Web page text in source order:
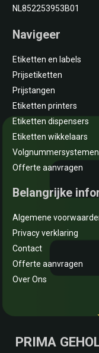
NL852253953B01
Navigeer
Etiketten en labels
Prijsetiketten
Prijstangen
Etiketten printers
Etiketten dispensers
Etiketten wikkelaars
Volgnummersystemen
Offerte aanvragen
Belangrijke
Algemene
Privacy verklaring
Contact
Offerte aanvragen
Over Ons
PRIMA